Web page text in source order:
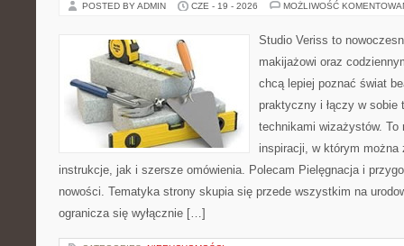
POSTED BY ADMIN CZE - 19 - 2026 MOŻLIWOŚĆ
Studio Veriss to
makijażowi oraz
chcą lepiej poznać świat
praktyczny i łączy w sobie
technikami wizażystów. To
inspiracji, w którym można
instrukcje, jak i szersze omówienia. Polecam Pielęgnacja i
nowości. Tematyka strony skupia się przede wszystkim na
ogranicza się wyłącznie […]